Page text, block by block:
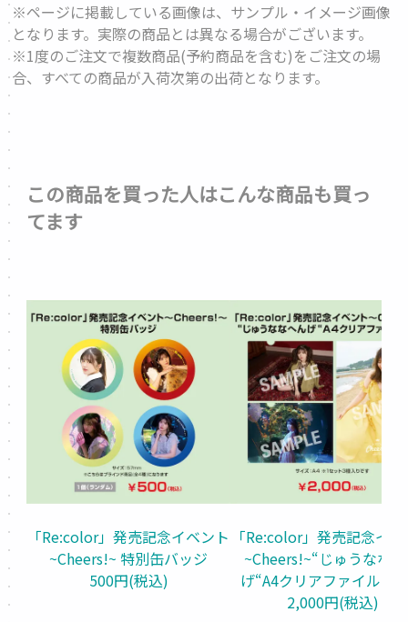
※ページに掲載している画像は、サンプル・イメージ画像
となります。実際の商品とは異なる場合がございます。
※1度のご注文で複数商品(予約商品を含む)をご注文の場
合、すべての商品が入荷次第の出荷となります。
この商品を買った人はこんな商品も買っ
てます
「Re:color」発売記念イベント
~Cheers!~ 特別缶バッジ
500円(税込)
「Re:color」発売記念イ
~Cheers!~“じゅうなな
げ“A4クリアファイルセ
2,000円(税込)